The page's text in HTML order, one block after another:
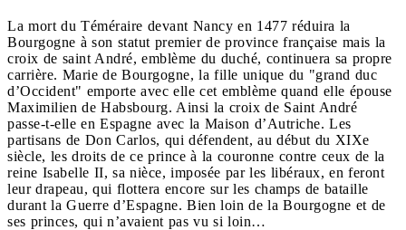
La mort du Téméraire devant Nancy en 1477 réduira la
Bourgogne à son statut premier de province française mais la
croix de saint André, emblème du duché, continuera sa propre
carrière. Marie de Bourgogne, la fille unique du "grand duc
d’Occident" emporte avec elle cet emblème quand elle épouse
Maximilien de Habsbourg. Ainsi la croix de Saint André
passe-t-elle en Espagne avec la Maison d’Autriche. Les
partisans de Don Carlos, qui défendent, au début du XIXe
siècle, les droits de ce prince à la couronne contre ceux de la
reine Isabelle II, sa nièce, imposée par les libéraux, en feront
leur drapeau, qui flottera encore sur les champs de bataille
durant la Guerre d’Espagne. Bien loin de la Bourgogne et de
ses princes, qui n’avaient pas vu si loin…